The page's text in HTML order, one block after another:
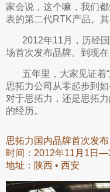
家会说，这个嘛，我们
表的第二代RTK产品。其
2012年11月，历经国
场首次发布品牌。到现
五年里，大家见证着“
思拓力公司从零起步到
对于思拓力，还是思拓
的经历。
思拓力国内品牌首次发布
时间：2012年11月1日
地址：陕西 • 西安